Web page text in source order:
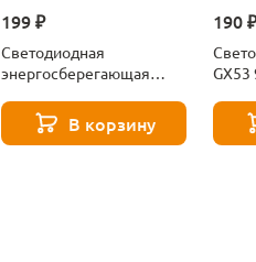
199 ₽
Светодиодная
энергосберегающая
4000K Lightstar 943124-
XS
В корзину
190